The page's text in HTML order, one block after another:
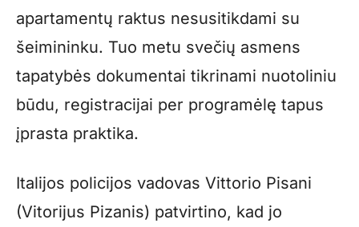
apartamentų raktus nesusitikdami su
šeimininku. Tuo metu svečių asmens
tapatybės dokumentai tikrinami nuotoliniu
būdu, registracijai per programėlę tapus
įprasta praktika.
Italijos policijos vadovas Vittorio Pisani
(Vitorijus Pizanis) patvirtino, kad jo